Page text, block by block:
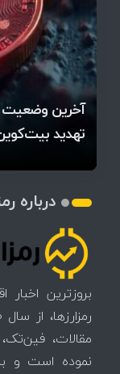
چرا سرعت
آخرین وضعیت
تهدید
اتفاق تاریخی
۱۴۰۵ |
تغییر می‌کند
کدامند؟
اتفاق مهم در
تازه‌ترین
میز / ۶۲۲ بیت‌کوین کجا رفت؟
بحران بدهی
دلار بیت‌کوین
درباره
بروزترین
مقالات،
نموده است و